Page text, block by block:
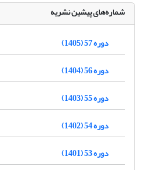
شماره‌های پیشین نشریه
دوره 57 (1405)
دوره 56 (1404)
دوره 55 (1403)
دوره 54 (1402)
دوره 53 (1401)